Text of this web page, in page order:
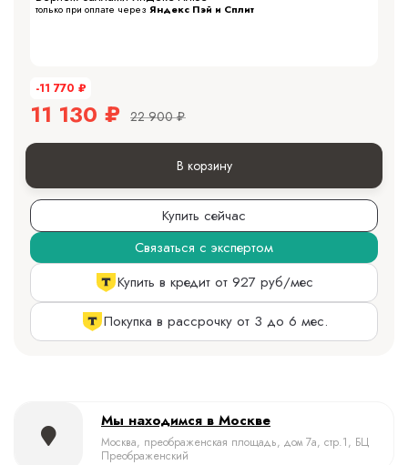
только при оплате через Яндекс Пэй и Сплит
-11 770 ₽
11 130 ₽ 22 900 ₽
В корзину
Купить сейчас
Связаться с экспертом
Купить в кредит от 927 руб/мес
Покупка в рассрочку от 3 до 6 мес.
Мы находимся в Москве
Москва, преображенская площадь, дом 7а, стр.1, БЦ
Преображенский